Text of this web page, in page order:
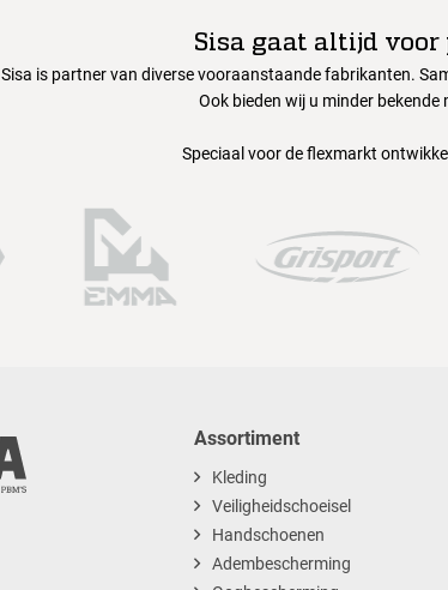
Sisa gaat altijd
Sisa is partner van diverse vooraanstaande fabrikanten.
Ook bieden wij u minder
Speciaal voor de flexmarkt
Assortiment
Kleding
Veiligheidschoeisel
Handschoenen
Adembescherming